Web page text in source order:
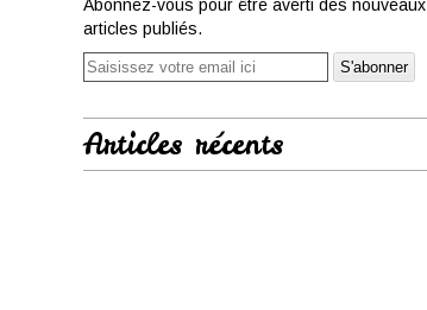
Abonnez-vous pour être averti des nouveaux
articles publiés.
Articles récents